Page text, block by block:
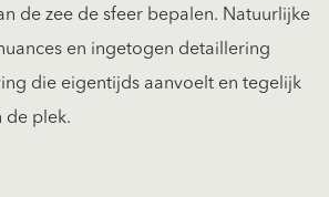
de zee de sfeer bepalen. Natuurlijke
en ingetogen detaillering
die eigentijds aanvoelt en tegelijk
de plek.